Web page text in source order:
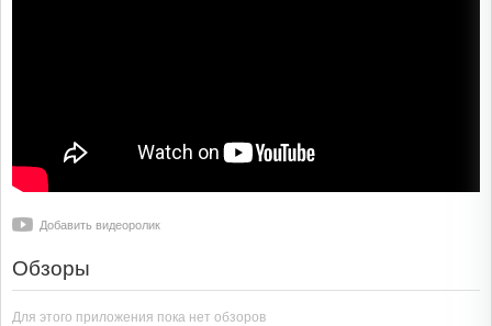
Добавить видеоролик
Обзоры
Для этого приложения пока нет обзоров